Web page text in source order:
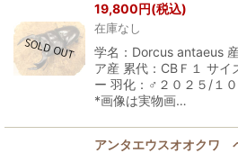
19,800円(税込)
在庫なし
学名：Dorcus antaeus
ア産 累代：CBＦ１ サ
ー 羽化：♂２０２５/１
*画像は実物画…
アンタエウスオオク